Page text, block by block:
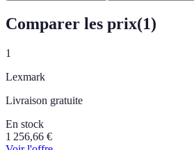
Comparer les prix(1)
1
Lexmark
Livraison gratuite
En stock
1 256,66 €